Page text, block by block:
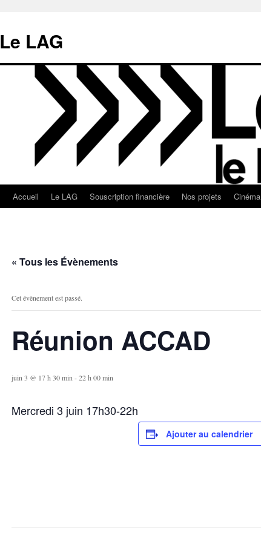
contenu
Le LAG
Accueil Le LAG Souscription financière Nos projets Cinéma
« Tous les Évènements
Cet évènement est passé.
Réunion ACCAD
juin 3 @ 17 h 30 min -22 h 00 min
Mercredi 3 juin 17h30-22h
Ajouter au calendrier